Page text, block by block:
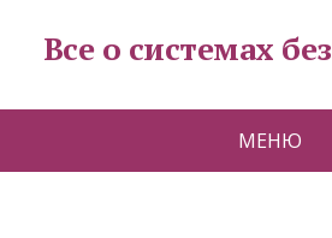
Все о системах
МЕНЮ